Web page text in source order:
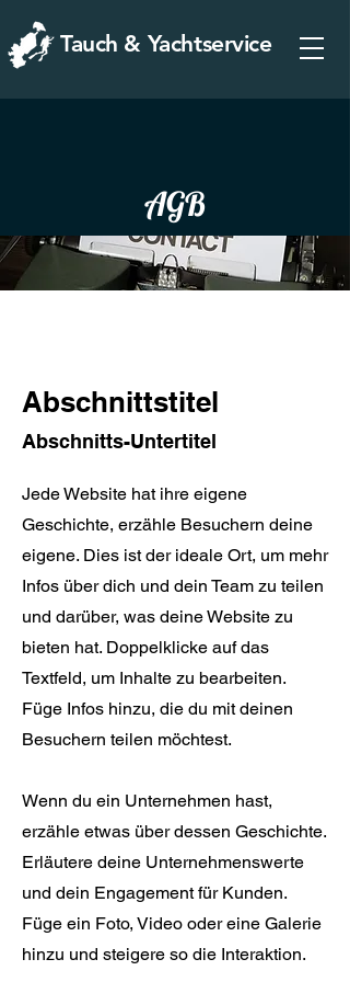
Tauch & Yachtservice
AGB
Abschnittstitel
Abschnitts-Untertitel
Jede Website hat ihre eigene
Geschichte, erzähle Besuchern deine
eigene. Dies ist der ideale Ort, um mehr
Infos über dich und dein Team zu teilen
und darüber, was deine Website zu
bieten hat. Doppelklicke auf das
Textfeld, um Inhalte zu bearbeiten.
Füge Infos hinzu, die du mit deinen
Besuchern teilen möchtest.
Wenn du ein Unternehmen hast,
erzähle etwas über dessen Geschichte.
Erläutere deine Unternehmenswerte
und dein Engagement für Kunden.
Füge ein Foto, Video oder eine Galerie
hinzu und steigere so die Interaktion.